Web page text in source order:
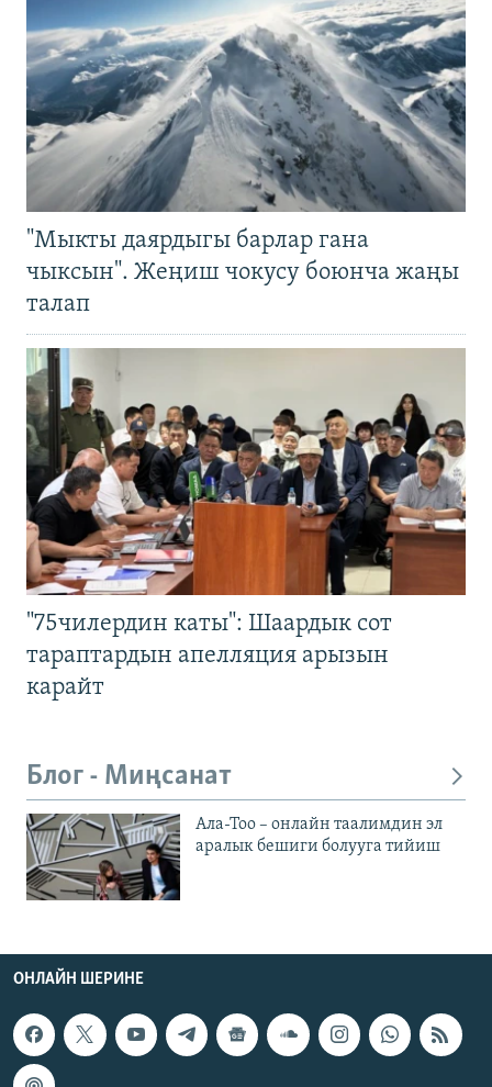
"Мыкты даярдыгы барлар гана
чыксын". Жеңиш чокусу боюнча жаңы
талап
"75чилердин каты": Шаардык сот
тараптардын апелляция арызын
карайт
Блог - Миңсанат
Ала-Тоо – онлайн таалимдин эл
аралык бешиги болууга тийиш
ОНЛАЙН ШЕРИНЕ